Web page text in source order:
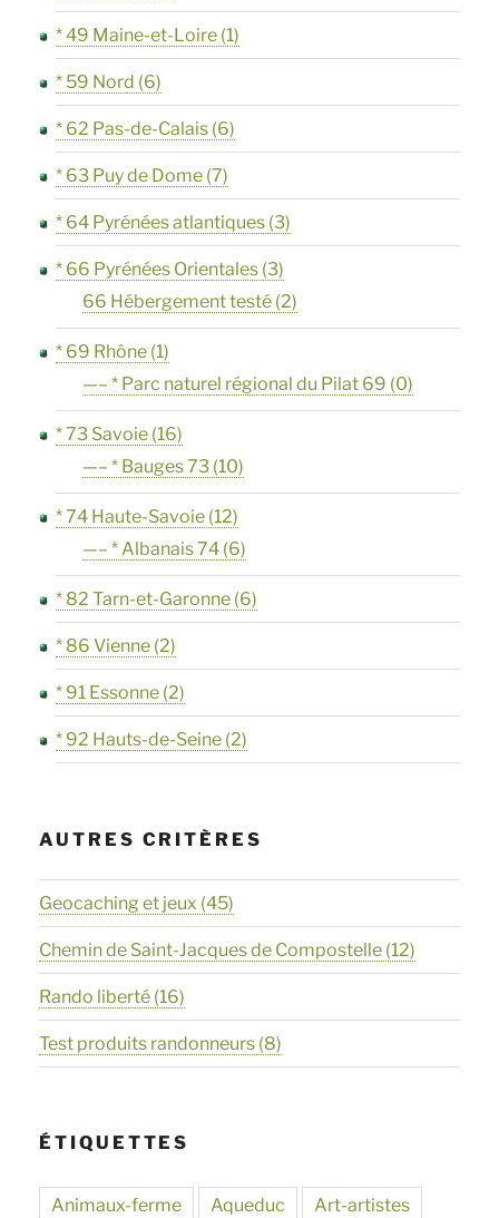
* 49 Maine-et-Loire (1)
* 59 Nord (6)
* 62 Pas-de-Calais (6)
* 63 Puy de Dome (7)
* 64 Pyrénées atlantiques (3)
* 66 Pyrénées Orientales (3)
66 Hébergement testé (2)
* 69 Rhône (1)
—– * Parc naturel régional du Pilat 69 (0)
* 73 Savoie (16)
—– * Bauges 73 (10)
* 74 Haute-Savoie (12)
—– * Albanais 74 (6)
* 82 Tarn-et-Garonne (6)
* 86 Vienne (2)
* 91 Essonne (2)
* 92 Hauts-de-Seine (2)
AUTRES CRITÈRES
Geocaching et jeux (45)
Chemin de Saint-Jacques de Compostelle (12)
Rando liberté (16)
Test produits randonneurs (8)
ÉTIQUETTES
Animaux-ferme Aqueduc Art-artistes